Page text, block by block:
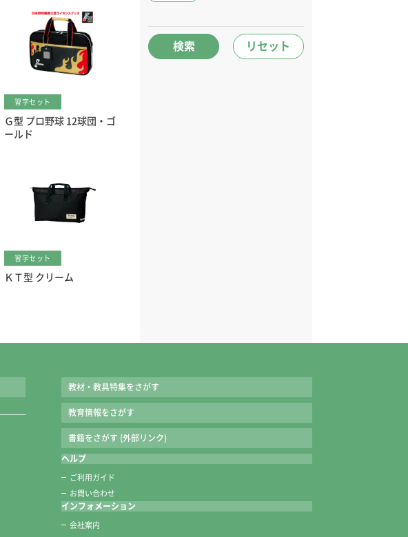
習字セット
Ｇ型 プロ野球 12球団・ゴ
ールド
習字セット
ＫＴ型 クリーム
検索 リセット
教材・教具特集をさがす
教育情報をさがす
書籍をさがす (外部リンク)
ヘルプ
ご利用ガイド
お問い合わせ
インフォメーション
会社案内